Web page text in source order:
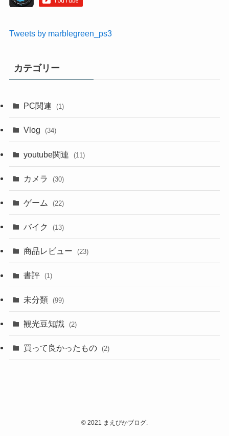
Tweets by marblegreen_ps3
カテゴリー
PC関連 (1)
Vlog (34)
youtube関連 (11)
カメラ (30)
ゲーム (22)
バイク (13)
商品レビュー (23)
書評 (1)
未分類 (99)
観光豆知識 (2)
買って良かったもの (2)
© 2021 まえぴかブログ.